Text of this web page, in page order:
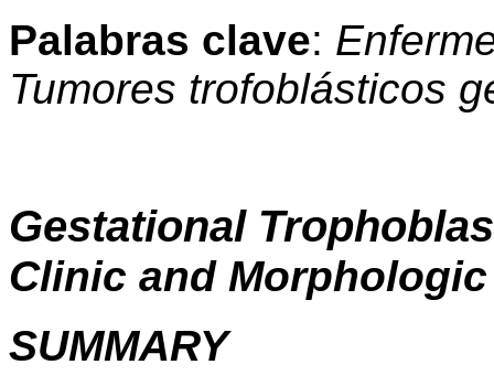
Palabras clave:
Tumores trofoblásticos
Gestational
Clinic and Morphologic
SUMMARY